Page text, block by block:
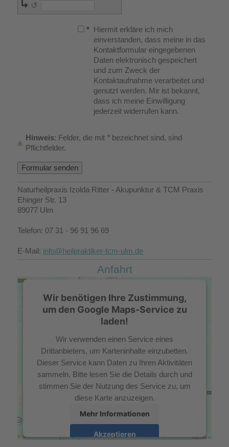
↺
* Hiermit erkläre ich mich
einverstanden, dass meine in das
Kontaktformular eingegebenen
Daten elektronisch gespeichert
und zum Zweck der
Kontaktaufnahme verarbeitet und
genutzt werden. Mir ist bekannt,
dass ich meine Einwilligung
jederzeit widerrufen kann.
Hinweis : Felder, die mit * bezeichnet sind, sind
Pflichtfelder.
Naturheilpraxis Izolda Ritter - Akupunktur & TCM Praxis
Ehinger Str. 13
89077 Ulm
Telefon: 07 31 - 96 91 96 69
E-Mail: info@heilpraktiker-tcm-ulm.de
Anfahrt
Wir benötigen Ihre Zustimmung,
um den Google Maps-Service zu
laden!
Wir verwenden einen Service eines
Drittanbieters, um Karteninhalte einzubetten.
Dieser Service kann Daten zu Ihren Aktivitäten
sammeln. Bitte lesen Sie die Details durch und
stimmen Sie der Nutzung des Service zu, um
diese Karte anzuzeigen.
Mehr Informationen
Akzeptieren